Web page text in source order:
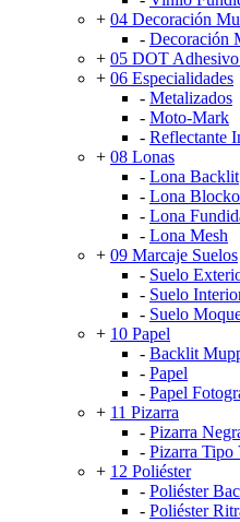
+ 04 Decoración
- Decoración
+ 05 DOT
+ 06 Especialidades
- Metalizados
- Moto-Mark
- Reflectante
+ 08 Lonas
- Lona Backlit
- Lona
- Lona
- Lona Mesh
+ 09 Marcaje Suelos
- Suelo
- Suelo
- Suelo
+ 10 Papel
- Backlit
- Papel
- Papel
+ 11 Pizarra
- Pizarra
- Pizarra Tipo
+ 12 Poliéster
- Poliéster
- Poliéster